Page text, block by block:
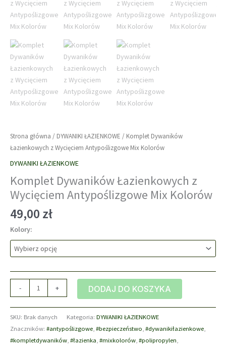
Strona główna / DYWANIKI ŁAZIENKOWE / Komplet Dywaników
Łazienkowych z Wycięciem Antypoślizgowe Mix Kolorów
DYWANIKI ŁAZIENKOWE
Komplet Dywaników Łazienkowych z
Wycięciem Antypoślizgowe Mix Kolorów
49,00 zł
Kolory:
-
Komplet
Dywaników
Łazienkowych
z
Wycięciem
+ DODAJ DO KOSZYKA
SKU: Brak danych Kategoria: DYWANIKI ŁAZIENKOWE
Znaczników: #antypoślizgowe #bezpieczeństwo #dywanikiłazienkowe
#kompletdywaników #łazienka #mixkolorów #polipropylen